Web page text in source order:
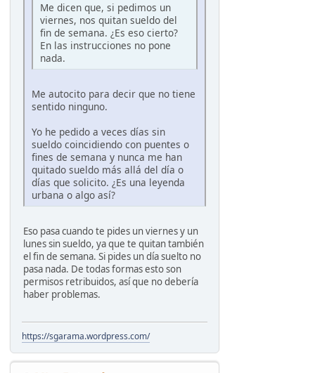
Me dicen que, si pedimos un
viernes, nos quitan sueldo del
fin de semana. ¿Es eso cierto?
En las instrucciones no pone
nada.
Me autocito para decir que no tiene
sentido ninguno.
Yo he pedido a veces días sin
sueldo coincidiendo con puentes o
fines de semana y nunca me han
quitado sueldo más allá del día o
días que solicito. ¿Es una leyenda
urbana o algo así?
Eso pasa cuando te pides un viernes y un
lunes sin sueldo, ya que te quitan también
el fin de semana. Si pides un día suelto no
pasa nada. De todas formas esto son
permisos retribuidos, así que no debería
haber problemas.
https://sgarama.wordpress.com/